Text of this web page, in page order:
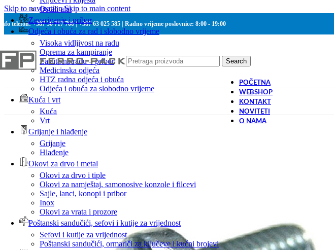
Skip to navigationSkip to main content
telefon: +387 30 717 700 | +387 63 025 585 | Radno vrijeme poslovnice: 8:00 - 19:00
Search
Ostali alat
Zavarivanje i pribor
Odjeća i obuća za rad i slobodno vrijeme
Visoka vidljivost na radu
Oprema za kampiranje
Zaštita na radu – pribor
Medicinska odjeća
HTZ radna odjeća i obuća
Odjeća i obuća za slobodno vrijeme
Kuća i vrt
Kuća
Vrt
Grijanje i hlađenje
Grijanje
Hlađenje
Okovi za drvo i metal
Okovi za drvo i tiple
Okovi za namještaj, samonosive konzole i filcevi
Sajle, lanci, konopi i pribor
Inox
Okovi za vrata i prozore
Poštanski sandučići, sefovi i kutije za vrijednost
Sefovi i kutije za vrijednost
Poštanski sandučići, ormariči za ključeve i kućni brojevi
POČETNA
WEBSHOP
KONTAKT
NOVITETI
O NAMA